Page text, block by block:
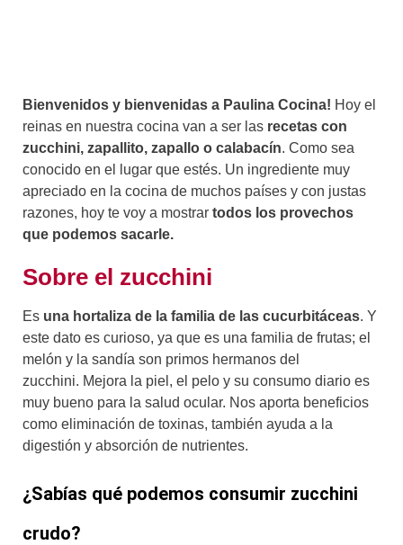
Bienvenidos y bienvenidas a Paulina Cocina! Hoy el
reinas en nuestra cocina van a ser las recetas con
zucchini, zapallito, zapallo o calabacín. Como sea
conocido en el lugar que estés. Un ingrediente muy
apreciado en la cocina de muchos países y con justas
razones, hoy te voy a mostrar todos los provechos
que podemos sacarle.
Sobre el zucchini
Es una hortaliza de la familia de las cucurbitáceas. Y
este dato es curioso, ya que es una familia de frutas; el
melón y la sandía son primos hermanos del
zucchini. Mejora la piel, el pelo y su consumo diario es
muy bueno para la salud ocular. Nos aporta beneficios
como eliminación de toxinas, también ayuda a la
digestión y absorción de nutrientes.
¿Sabías qué podemos consumir zucchini
crudo?